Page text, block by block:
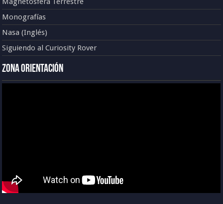
Monografías
Nasa (Inglés)
Siguiendo al Curiosity Rover
Zona Orientación